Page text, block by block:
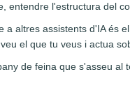
entendre l'estructura del
a altres assistents d'IA és
el que tu veus i actua
de feina que s'asseu al